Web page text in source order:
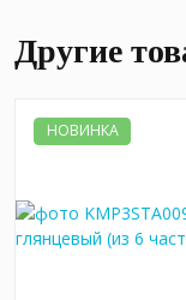
Другие
НОВИНКА